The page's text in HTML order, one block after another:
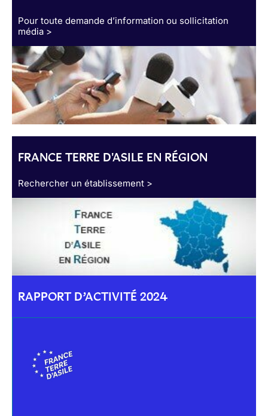
Pour toute demande d’information ou sollicitation
média >
FRANCE TERRE D'ASILE EN RÉGION
Rechercher un établissement >
RAPPORT D’ACTIVITÉ 2024